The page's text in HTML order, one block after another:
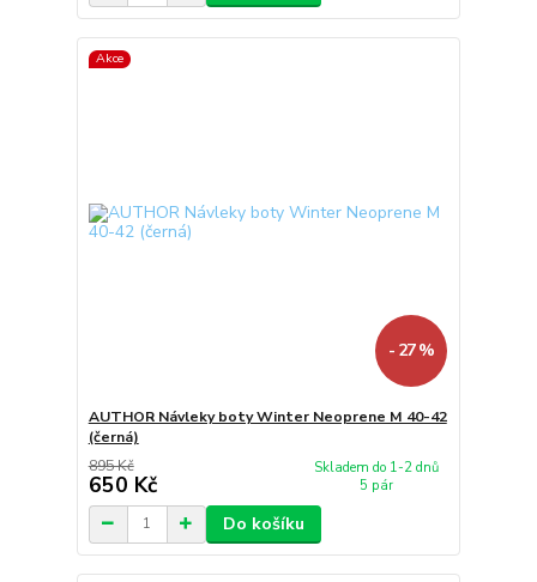
Akce
- 27 %
AUTHOR Návleky boty Winter Neoprene M 40-42
(černá)
895 Kč
650 Kč
Skladem do 1-2 dnů
5 pár
Do košíku